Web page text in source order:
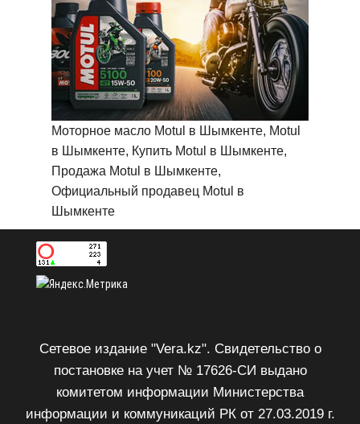
Моторное масло Motul в Шымкенте, Motul
в Шымкенте, Купить Motul в Шымкенте,
Продажа Motul в Шымкенте,
Официальный продавец Motul в
Шымкенте
Сетевое издание "Vera.kz". Свидетельство о
постановке на учет № 17626-СИ выдано
комитетом информации Министерства
информации и коммуникаций РК от 27.03.2019 г.